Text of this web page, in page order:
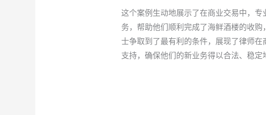
这个案例生动地展示了在商业交易中，
务，帮助他们顺利完成了海鲜酒楼的收
士争取到了最有利的条件，展现了律师
支持，确保他们的新业务得以合法、稳定